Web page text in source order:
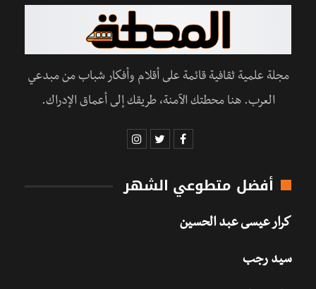
مجلة علمية ثقافية قائمة على أقلام وأفكار شباب من مبدعي
العرب. هنا محطتك الآمنة، طريقك إلى أعماق الإدراك.
أفضل متطوعي الشهر
كرار عيسى عبد الحسين
سيد رجب